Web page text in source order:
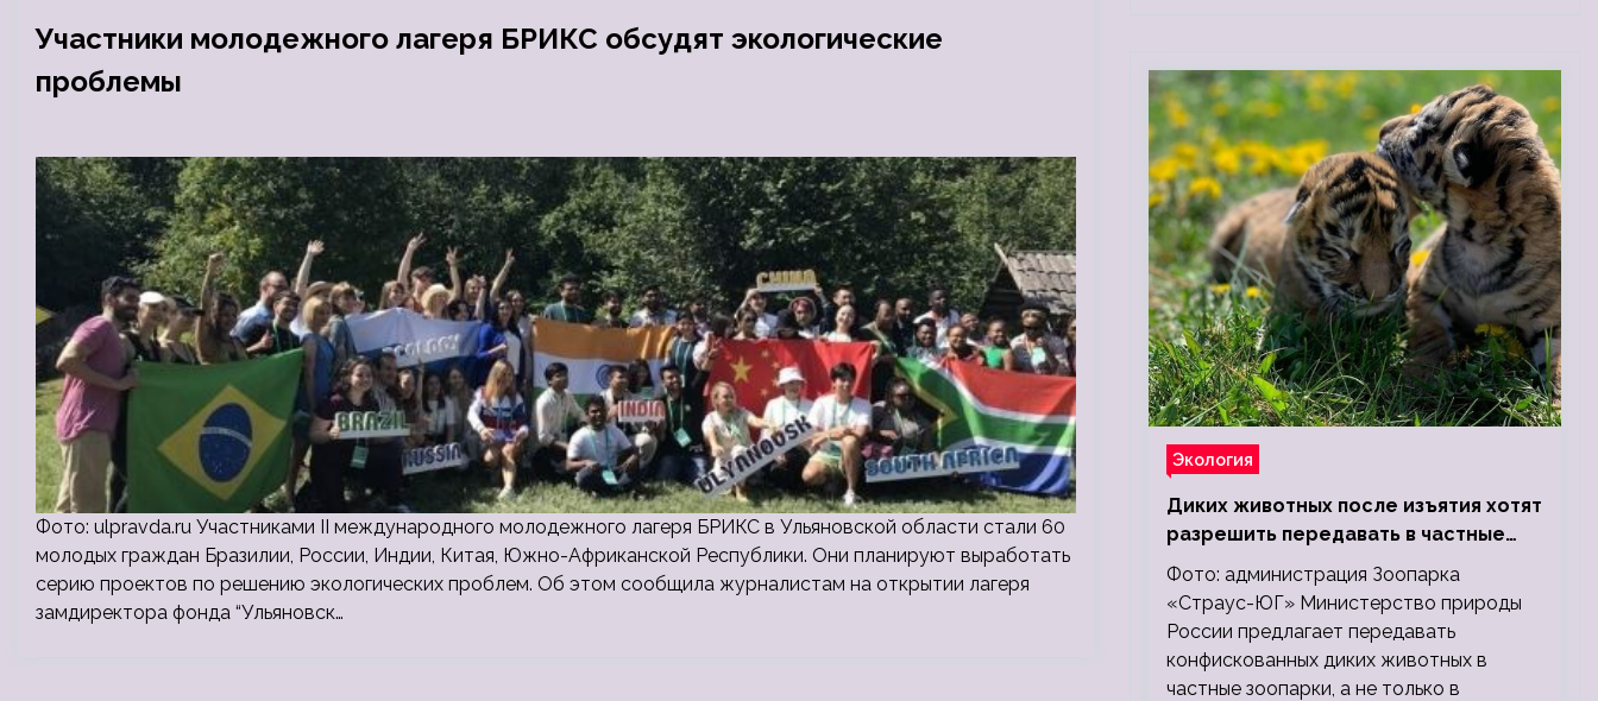
Участники молодежного лагеря БРИКС обсудят экологические
проблемы
Фото: ulpravda.ru Участниками II международного молодежного лагеря БРИКС в Ульяновской области стали 60
молодых граждан Бразилии, России, Индии, Китая, Южно-Африканской Республики. Они планируют выработать
серию проектов по решению экологических проблем. Об этом сообщила журналистам на открытии лагеря
замдиректора фонда “Ульяновск…
Экология
Диких животных после изъятия хотят
разрешить передавать в частные
зоопарки
Фото: администрация Зоопарка
«Страус-ЮГ» Министерство природы
России предлагает передавать
конфискованных диких животных в
частные зоопарки, а не только в